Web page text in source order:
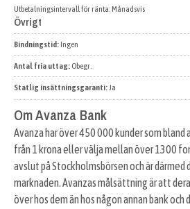
Utbetalningsintervall för ränta: Månadsvis
Övrigt
Bindningstid: Ingen
Antal fria uttag: Obegr.
Statlig insättningsgaranti:Ja
Om Avanza Bank
Avanza har över 450 000 kunder som bland
från 1 krona eller välja mellan över 1300
avslut på Stockholmsbörsen och är
marknaden. Avanzas målsättning är att
över hos dem än hos någon annan bank och